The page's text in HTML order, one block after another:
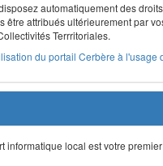
automatiquement des
attribués ultérieurement par
Terrritoriales.
du portail Cerbère à l'usage
informatique local est votre